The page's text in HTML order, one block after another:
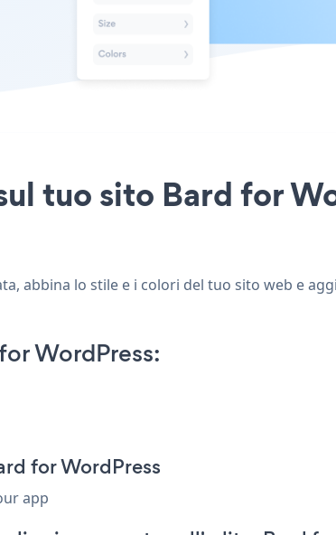
tuo sito Bard for
abbina lo stile e i colori del tuo sito web e
WordPress:
for WordPress
app